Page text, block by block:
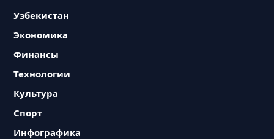
Узбекистан
Экономика
Финансы
Технологии
Культура
Спорт
Инфографика